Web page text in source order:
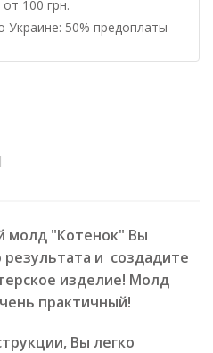
100 грн.
Украине: 50% предоплаты
молд "Котенок" Вы
результата и создадите
изделие! Молд
практичный!
Вы легко